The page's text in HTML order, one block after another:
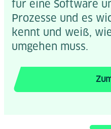
für eine Software
Prozesse und es
kennt und weiß,
umgehen muss.